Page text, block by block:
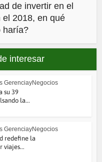
de invertir en el
2018, en qué
haría?
interesar
GerenciayNegocios
su 39
la...
GerenciayNegocios
redefine la
viajes...